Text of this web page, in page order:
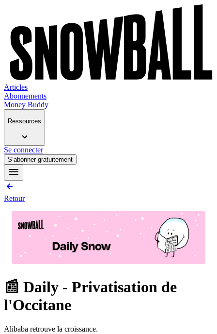
Articles
Abonnements
Money Buddy
Ressources
Se connecter
S’abonner gratuitement
Retour
📰 Daily - Privatisation de
l'Occitane
Alibaba retrouve la croissance.